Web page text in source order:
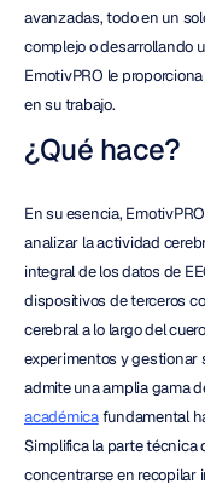
avanzadas, todo en un
complejo o desarrollando
EmotivPRO le
en su trabajo.
¿Qué hace?
En su esencia,
analizar la actividad
integral de los datos de
dispositivos de terceros
cerebral a lo largo del
experimentos y gestionar
admite una amplia gama
académica fundamental
Simplifica la parte técnica
concentrarse en recopilar